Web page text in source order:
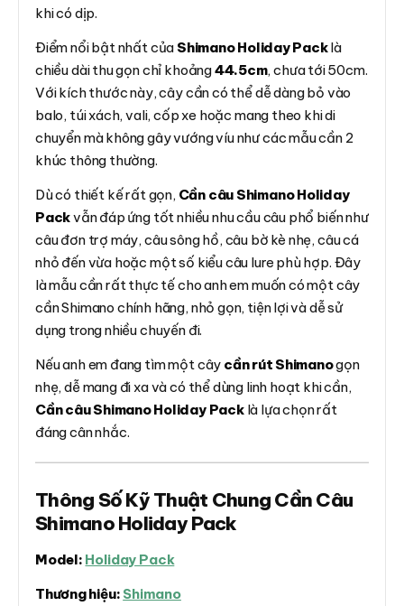
khi có dịp.
Điểm nổi bật nhất của Shimano Holiday Packlà
chiều dài thu gọn chỉ khoảng44.5cm, chưa tới 50cm.
Với kích thước này, cây cần có thể dễ dàng bỏ vào
balo, túi xách, vali, cốp xe hoặc mang theo khi di
chuyển mà không gây vướng víu như các mẫu cần 2
khúc thông thường.
Dù có thiết kế rất gọn, Cần câu Shimano Holiday
Packvẫn đáp ứng tốt nhiều nhu cầu câu phổ biến như
câu đơn trợ máy, câu sông hồ, câu bờ kè nhẹ, câu cá
nhỏ đến vừa hoặc một số kiểu câu lure phù hợp. Đây
là mẫu cần rất thực tế cho anh em muốn có một cây
cần Shimano chính hãng, nhỏ gọn, tiện lợi và dễ sử
dụng trong nhiều chuyến đi.
Nếu anh em đang tìm một cây cần rút Shimanogọn
nhẹ, dễ mang đi xa và có thể dùng linh hoạt khi cần,
Cần câu Shimano Holiday Packlà lựa chọn rất
đáng cân nhắc.
Thông Số Kỹ Thuật Chung Cần Câu
Shimano Holiday Pack
Model: Holiday Pack
Thương hiệu: Shimano